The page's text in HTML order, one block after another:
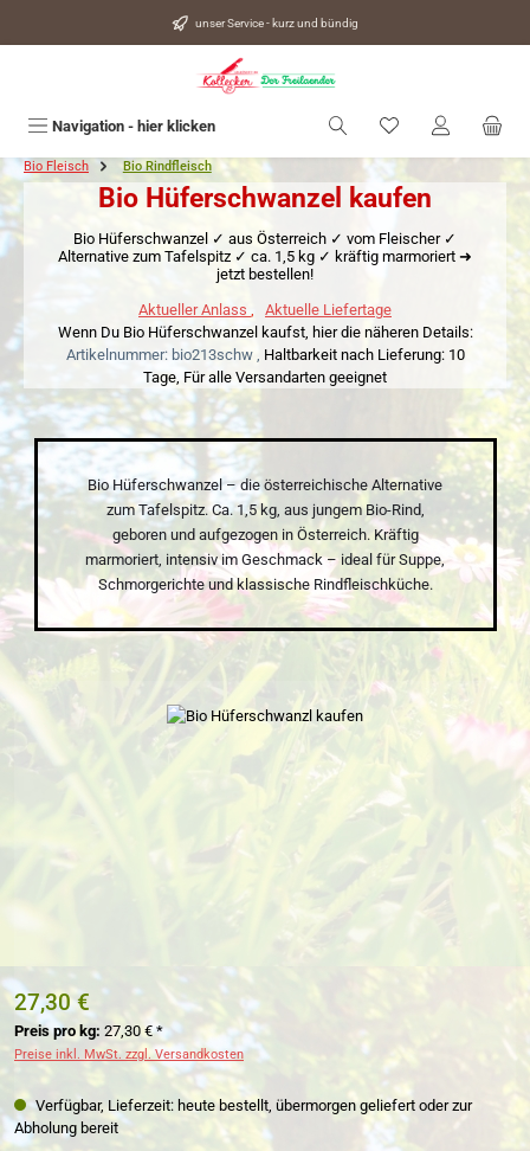
unser Service - kurz und bündig
Navigation - hier klicken Du hast 0
Bio Fleisch Bio Rindfleisch
Bio Hüferschwanzel kaufen
Bio Hüferschwanzel ✓ aus Österreich ✓ vom Fleischer ✓
Alternative zum Tafelspitz ✓ ca. 1,5 kg ✓ kräftig marmoriert ➜
jetzt bestellen!
Aktueller Anlass
Aktuelle Liefertage
Wenn Du Bio Hüferschwanzel kaufst, hier die näheren Details:
Artikelnummer: bio213schw , Haltbarkeit nach Lieferung: 10
Tage, Für alle Versandarten geeignet
Bio Hüferschwanzel – die österreichische Alternative
zum Tafelspitz. Ca. 1,5 kg, aus jungem Bio-Rind,
geboren und aufgezogen in Österreich. Kräftig
marmoriert, intensiv im Geschmack – ideal für Suppe,
Schmorgerichte und klassische Rindfleischküche.
Bildergalerie überspringen
27,30 €
Preis pro kg: 27,30 € *
Preise inkl. MwSt. zzgl. Versandkosten
Verfügbar, Lieferzeit: heute bestellt, übermorgen geliefert oder zur
Abholung bereit